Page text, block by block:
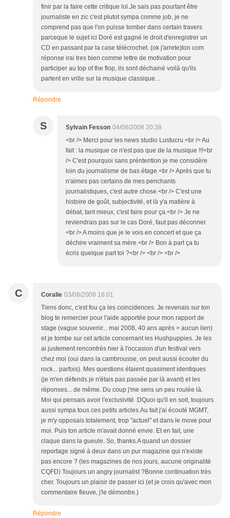
finir par la faire cette critique lol.Je sais pas pourtant être
journaliste en zic c'est plutot sympa comme job, je ne
comprend pas que l'on puisse tomber dans certain travers
parceque le sujet ici Doré est gagné le droit d'enregistrer un
CD en passant par la case télécrochet. (ok j'arrete)ton com
réponse irai tres bien comme lettre de motivation pour
participer au top of the flop, ils sont déchainé voilà qu'ils
partent en vrille sur la musique classique...
Répondre
S Sylvain Fesson 04/08/2008 20:38
<br /> Merci pour les news studio Lustucru.<br /> Au
fait : la musique ce n'est pas que de la musique !!!<br
/> C'est pourquoi sans préntention je me considère
loin du journalisme de bas étage.<br /> Après que tu
n'aimes pas certains de mes penchants
journalistiques, c'est autre chose.<br /> C'est une
histoire de goût, subjectivité, et là y'a matière à
débat, tant mieux, c'est faire pour ça.<br /> Je ne
reviendrais pas sur le cas Doré, faut pas déconner.
<br /> A moins que je le vois en concert et que ça
déchire vraiment sa mère.<br /> Bon à part ça tu
écris quelque part toi ?<br /> <br /> <br />
C Coralie 03/08/2008 16:01
Tiens donc, c'est fou ça les coincidences. Je revenais sur ton
blog te remercier pour l'aide apportée pour mon rapport de
stage (vague souvenir... mai 2008, 40 ans après > aucun lien)
et je tombe sur cet article concernant les Hushpuppies. Je les
ai justement rencontrés hier à l'occasion d'un festival vers
chez moi (oui dans la cambrousse, on peut aussi écouter du
rock... parfois). Mes questions étaient quasiment identiques
(je m'en défends je n'étais pas passée par là avant) et les
réponses... de même. Du coup j'me sens un peu roulée là.
Moi qui pensais avoir l'exclusivité :DQuoi qu'il en soit, toujours
aussi sympa tous ces petits articles.Au fait j'ai écouté MGMT,
je m'y opposais totalement, trop "actuel" et dans le move pour
moi. Puis ton article m'avait donné envie. Et en fait, une
claque dans la gueule. So, thanks.A quand un dossier
reportage signé à deux dans un pur magazine qui n'existe
pas encore ? (les magazines de nos jours, aucune originalité
CQFD) Toujours un angry journalist ?Bonne continuation très
cher. Toujours un plaisir de passer ici (et je crois qu'avec mon
commentaire fleuve, j'le démontre.)
Répondre